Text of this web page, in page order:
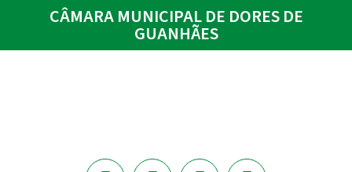
CÂMARA MUNICIPAL DE DORES DE
GUANHÃES